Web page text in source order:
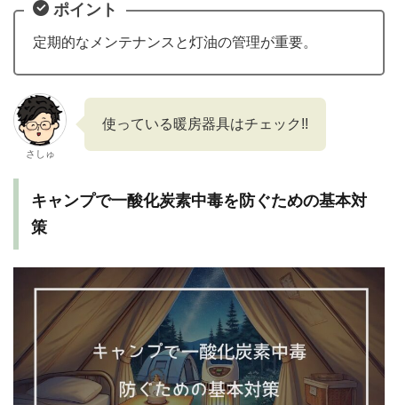
ポイント
定期的なメンテナンスと灯油の管理が重要。
さしゅ
使っている暖房器具はチェック!!
キャンプで一酸化炭素中毒を防ぐための基本対
策